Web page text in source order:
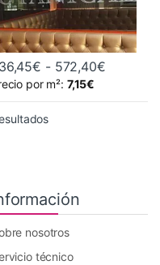
desde 436,45€
Las opciones se
€ - 572,40€Rango
por m²: 7,15€
producto tiene múltiples
Ordenado por
nosotros
técnico